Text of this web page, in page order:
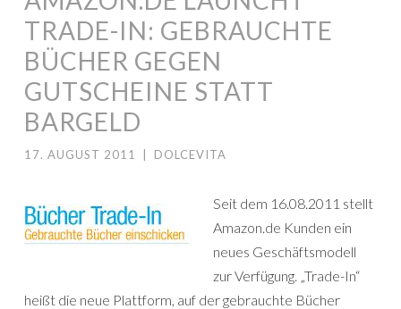
TRADE-IN: GEBRAUCHTE
BÜCHER GEGEN
GUTSCHEINE STATT
BARGELD
17. AUGUST 2011 DOLCEVITA
Seit dem 16.08.2011 stellt
Amazon.de Kunden ein
neues Geschäftsmodell
zur Verfügung. „Trade-In“
heißt die neue Plattform, auf der gebrauchte Bücher